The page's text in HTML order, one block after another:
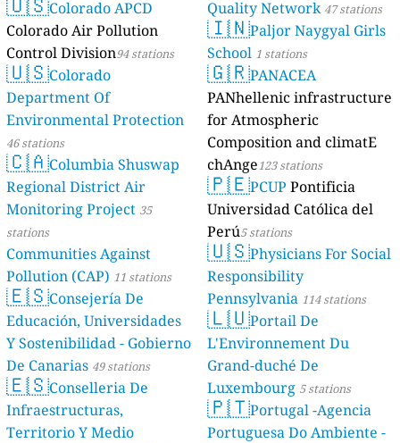
Colorado APCD
Colorado Air Pollution
Control Division94 stations
🇺🇸Colorado
Department Of
Environmental Protection
46 stations
🇨🇦Columbia Shuswap
Regional District Air
Monitoring Project 35
stations
Communities Against
Pollution (CAP) 11 stations
🇪🇸Consejería De
Educación, Universidades
Y Sostenibilidad - Gobierno
De Canarias 49 stations
🇪🇸Conselleria De
Infraestructuras,
Territorio Y Medio
Quality Network 47 stations
🇮🇳Paljor Naygyal Girls
School 1 stations
🇬🇷PANACEA
PANhellenic infrastructure
for Atmospheric
Composition and climatE
chAnge123 stations
🇵🇪PCUP Pontificia
Universidad Católica del
Perú5 stations
🇺🇸Physicians For Social
Responsibility
Pennsylvania 114 stations
🇱🇺Portail De
L'Environnement Du
Grand-duché De
Luxembourg 5 stations
🇵🇹Portugal -Agencia
Portuguesa Do Ambiente -